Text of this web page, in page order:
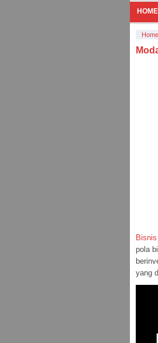
HOME
Home
pola
yang